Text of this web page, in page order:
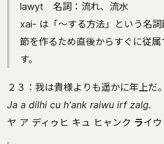
lawyt 名詞：流れ、流水
xai- は「～する方法」という名詞
節を作るため直後からすぐに従
す。
２３：我は貴様よりも遥かに年上だ。
Ja a dilhi cu h'ank raiwu irf zalg.
ヤ ア ディゥヒ キュ ヒャンク ライウ